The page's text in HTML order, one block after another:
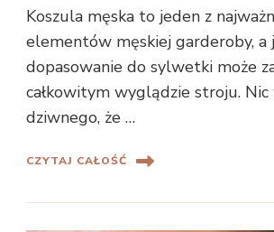
Koszula męska to jeden z
elementów męskiej garderoby, a
dopasowanie do sylwetki może
całkowitym wyglądzie stroju. Nic
dziwnego, że …
CZYTAJ CAŁOŚĆ